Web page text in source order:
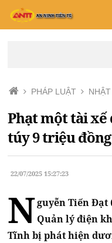
PHÁP LUẬT
Phạt một tài
túy 9 triệu đồng
22/07/2025 15:27:23
Nguyễn Tiến Đạt
Quản lý điện
Tĩnh bị phát hiện